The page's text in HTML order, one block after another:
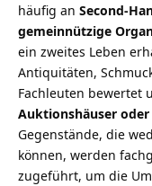
häufig an Second-
gemeinnützige
ein zweites Leben
Antiquitäten,
Fachleuten bewertet
Auktionshäuser
Gegenstände, die
können, werden
zugeführt, um die